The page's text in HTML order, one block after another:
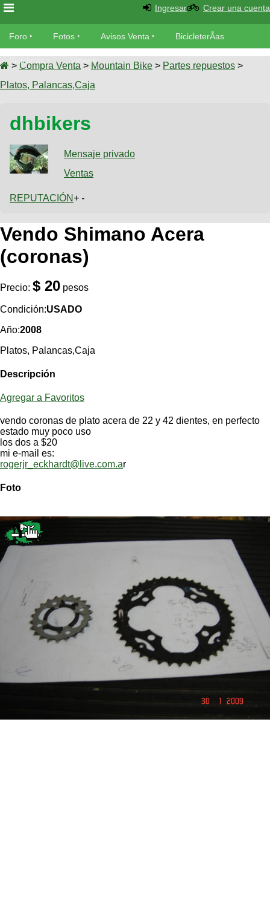
Foro
Foro
TÃ©cnica
Fotos
tu foto
Galeria
XC
Bicicletas
Descenso
Dirt
triatlon
De
Enduro
Fotos
del
DÃA
votadas
SUBÃ
tu
Ultimos
Fotos
COMPRO
CANJE
Mi
ReputaciÃ³n
Compras
Mis
BicicleterÃ­
as
Bicicletas
TÃ©cnica
MecÃ¡nica
Robadas
Noticias
Calendario
Videos
Salidas
de
de
de
viajes
Usuarios
Ãšltimos
Buscar
Mis
de
Ingresar Crear una cuenta
Foro Fotos Avisos Venta BicicleterÃ­as
Bicicletas Videos
> Compra Venta > Mountain Bike > Partes repuestos >
Platos, Palancas,Caja
dhbikers
Mensaje privado
Ventas
REPUTACIÓN + -
Vendo Shimano Acera
(coronas)
Precio: $ 20 pesos
Condición:USADO
Año:2008
Platos, Palancas,Caja
Descripción
Agregar a Favoritos
vendo coronas de plato acera de 22 y 42 dientes, en perfecto
estado muy poco uso
los dos a $20
mi e-mail es:
rogerjr_eckhardt@live.com.ar
Foto